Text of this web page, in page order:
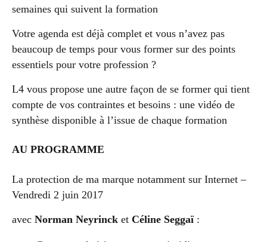
semaines qui suivent la formation
Votre agenda est déjà complet et vous n’avez pas
beaucoup de temps pour vous former sur des points
essentiels pour votre profession ?
L4 vous propose une autre façon de se former qui tient
compte de vos contraintes et besoins : une vidéo de
synthèse disponible à l’issue de chaque formation
AU PROGRAMME
La protection de ma marque notamment sur Internet –
Vendredi 2 juin 2017
avec Norman Neyrinck et Céline Seggaï :